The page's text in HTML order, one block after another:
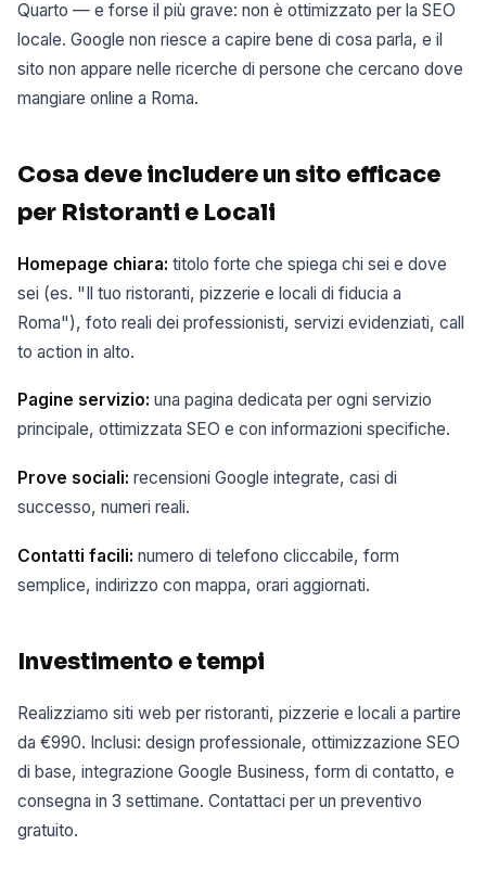
Quarto — e forse il più grave: non è ottimizzato per la SEO
locale. Google non riesce a capire bene di cosa parla, e il
sito non appare nelle ricerche di persone che cercano dove
mangiare online a Roma.
Cosa deve includere un sito efficace
per Ristoranti e Locali
Homepage chiara: titolo forte che spiega chi sei e dove
sei (es. "Il tuo ristoranti, pizzerie e locali di fiducia a
Roma"), foto reali dei professionisti, servizi evidenziati, call
to action in alto.
Pagine servizio: una pagina dedicata per ogni servizio
principale, ottimizzata SEO e con informazioni specifiche.
Prove sociali: recensioni Google integrate, casi di
successo, numeri reali.
Contatti facili: numero di telefono cliccabile, form
semplice, indirizzo con mappa, orari aggiornati.
Investimento e tempi
Realizziamo siti web per ristoranti, pizzerie e locali a partire
da €990. Inclusi: design professionale, ottimizzazione SEO
di base, integrazione Google Business, form di contatto, e
consegna in 3 settimane. Contattaci per un preventivo
gratuito.